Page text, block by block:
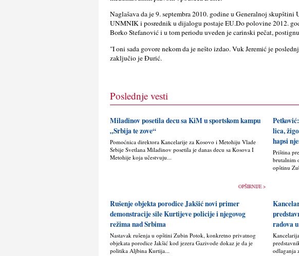
Naglašava da je 9. septembra 2010. godine u Generalnoj
UNMNIK i posrednik u dijalogu postaje EU.Do polovine 2012.
Borko Stefanović i u tom periodu uveden je carinski pečat,
"I oni sada govore nekom da je nešto izdao. Vuk Jeremić je
zaklјučio je Đurić.
Poslednje vesti
Miladinov posetila decu sa KiM u sportskom kampu
„Srbija te zove“
Pomoćnica direktora Kancelarije za Kosovo i Metohiju Vlade
Srbije Svetlana Miladinov posetila je danas decu sa Kosova I
Metohije koja učestvuju...
OPŠIRNIJE >
lica,
hapsi
Priština
brutalnim
opštinu
Rušenje objekta porodice Jakšić novi primer
demonstracije sile Kurtijeve policije i njegovog
režima nad Srbima
Nastavak rušenja u opštini Zubin Potok, konkretno privatnog
objekata porodice Jakšić kod jezera Gazivode dokaz je da je
politika Alјbina Kurtija...
radova
odlaganja